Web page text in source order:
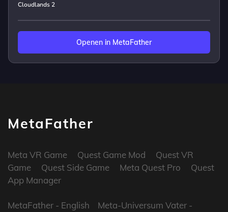
Cloudlands 2
Openen in MetaFather
MetaFather
Meta VR Game Quest Game Mod
Quest VR
Game
Quest Side Game Meta Quest Pro
Quest
App Manager
MetaFather - English Meta-Universum Vater -